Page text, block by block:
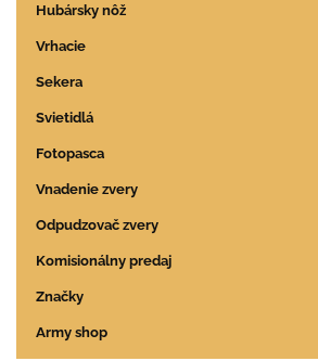
Hubársky nôž
Vrhacie
Sekera
Svietidlá
Fotopasca
Vnadenie zvery
Odpudzovač zvery
Komisionálny predaj
Značky
Army shop